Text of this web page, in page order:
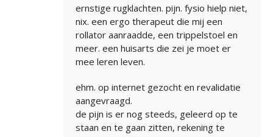
ernstige rugklachten. pijn. fysio hielp niet,
nix. een ergo therapeut die mij een
rollator aanraadde, een trippelstoel en
meer. een huisarts die zei je moet er
mee leren leven.
ehm. op internet gezocht en revalidatie
aangevraagd.
de pijn is er nog steeds, geleerd op te
staan en te gaan zitten, rekening te